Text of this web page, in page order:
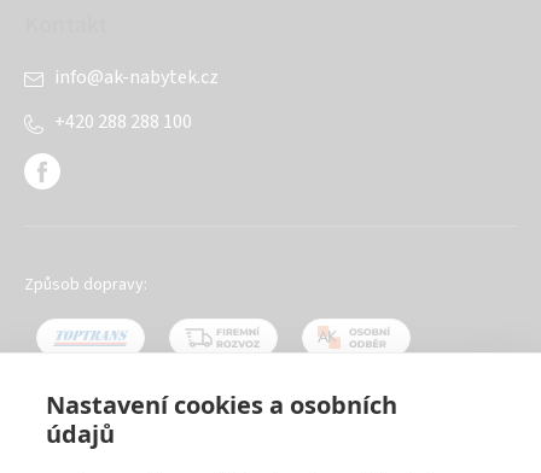
Nastavení cookies a osobních
údajů
info@ak-nabytek.cz
+420 288 288 100
Způsob dopravy: